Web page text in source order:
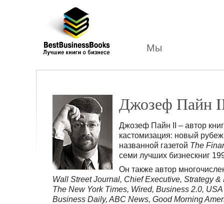
Лучшие
бизнес
книги
Мы
Джозеф Пайн
Джозеф Пайн II – автор
кастомизация: новый
названной газетой The
семи лучших бизнескниг
Он также автор
Wall Street Journal, Chief Executive, Strategy
The New York Times, Wired, Business 2.0, USA
Business Daily, ABC News, Good Morning